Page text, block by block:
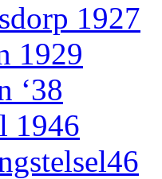
1927
1929
‘38
1946